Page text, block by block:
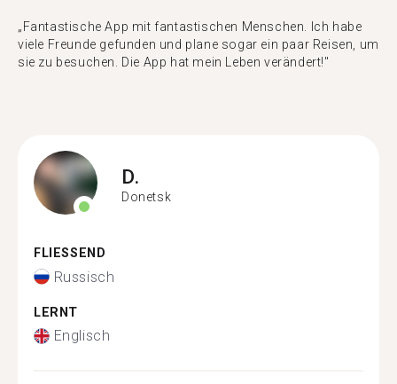
„Fantastische App mit fantastischen Menschen. Ich habe
viele Freunde gefunden und plane sogar ein paar Reisen, um
sie zu besuchen. Die App hat mein Leben verändert!"
D.
Donetsk
FLIESSEND
Russisch
LERNT
Englisch